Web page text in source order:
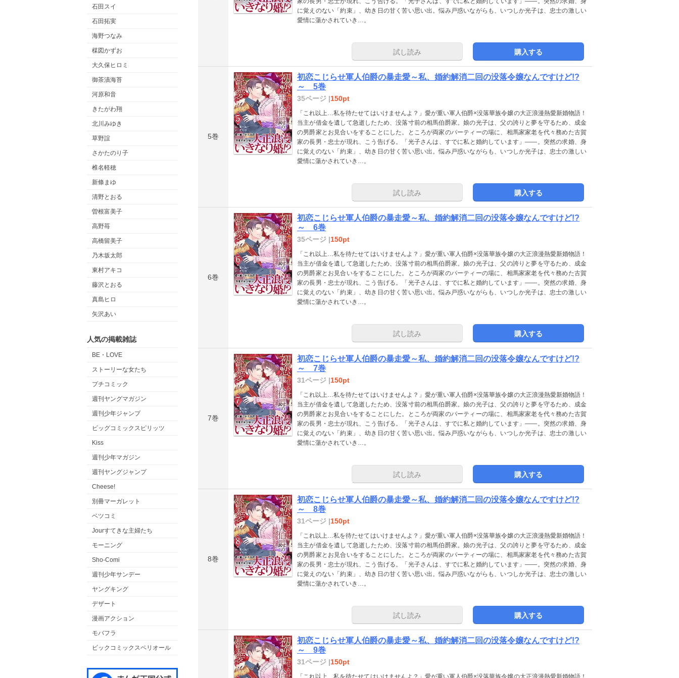
石田スイ
石田拓実
海野つなみ
楳図かずお
大久保ヒロミ
御茶漬海苔
河原和音
きたがわ翔
北川みゆき
草野誼
さかたのり子
椎名軽穂
新條まゆ
清野とおる
曽根富美子
高野苺
高橋留美子
乃木坂太郎
東村アキコ
藤沢とおる
真島ヒロ
矢沢あい
人気の掲載雑誌
BE・LOVE
ストーリーな女たち
プチコミック
週刊ヤングマガジン
週刊少年ジャンプ
ビッグコミックスピリッツ
Kiss
週刊少年マガジン
週刊ヤングジャンプ
Cheese!
別冊マーガレット
ベツコミ
Jourすてきな主婦たち
モーニング
Sho-Comi
週刊少年サンデー
ヤングキング
デザート
漫画アクション
モバフラ
ビックコミックスペリオール
に覚えのない「約束」、幼き日の甘く苦い思い出。悩み戸惑いながらも、いつしか光子は、忠士の激しい
愛情に蕩かされていき…。
試し読み 購入する
5巻
初恋こじらせ軍人伯爵の暴走愛～私、婚約解消二回の没落令嬢なんですけど!?
～ 5巻
35ページ |150pt
「これ以上…私を待たせてはいけませんよ？」愛が重い軍人伯爵×没落華族令嬢の大正浪漫熱愛新婚物語！
当主が借金を遺して急逝したため、没落寸前の相馬伯爵家。娘の光子は、父の誇りと夢を守るため、成金
の男爵家とお見合いをすることにした。ところが両家のパーティーの場に、相馬家家老を代々務めた古賀
家の長男・忠士が現れ、こう告げる。「光子さんは、すでに私と婚約しています」――。突然の求婚、身
に覚えのない「約束」、幼き日の甘く苦い思い出。悩み戸惑いながらも、いつしか光子は、忠士の激しい
愛情に蕩かされていき…。
試し読み 購入する
6巻
初恋こじらせ軍人伯爵の暴走愛～私、婚約解消二回の没落令嬢なんですけど!?
～ 6巻
35ページ |150pt
「これ以上…私を待たせてはいけませんよ？」愛が重い軍人伯爵×没落華族令嬢の大正浪漫熱愛新婚物語！
当主が借金を遺して急逝したため、没落寸前の相馬伯爵家。娘の光子は、父の誇りと夢を守るため、成金
の男爵家とお見合いをすることにした。ところが両家のパーティーの場に、相馬家家老を代々務めた古賀
家の長男・忠士が現れ、こう告げる。「光子さんは、すでに私と婚約しています」――。突然の求婚、身
に覚えのない「約束」、幼き日の甘く苦い思い出。悩み戸惑いながらも、いつしか光子は、忠士の激しい
愛情に蕩かされていき…。
試し読み 購入する
7巻
初恋こじらせ軍人伯爵の暴走愛～私、婚約解消二回の没落令嬢なんですけど!?
～ 7巻
31ページ |150pt
「これ以上…私を待たせてはいけませんよ？」愛が重い軍人伯爵×没落華族令嬢の大正浪漫熱愛新婚物語！
当主が借金を遺して急逝したため、没落寸前の相馬伯爵家。娘の光子は、父の誇りと夢を守るため、成金
の男爵家とお見合いをすることにした。ところが両家のパーティーの場に、相馬家家老を代々務めた古賀
家の長男・忠士が現れ、こう告げる。「光子さんは、すでに私と婚約しています」――。突然の求婚、身
に覚えのない「約束」、幼き日の甘く苦い思い出。悩み戸惑いながらも、いつしか光子は、忠士の激しい
愛情に蕩かされていき…。
試し読み 購入する
8巻
初恋こじらせ軍人伯爵の暴走愛～私、婚約解消二回の没落令嬢なんですけど!?
～ 8巻
31ページ |150pt
「これ以上…私を待たせてはいけませんよ？」愛が重い軍人伯爵×没落華族令嬢の大正浪漫熱愛新婚物語！
当主が借金を遺して急逝したため、没落寸前の相馬伯爵家。娘の光子は、父の誇りと夢を守るため、成金
の男爵家とお見合いをすることにした。ところが両家のパーティーの場に、相馬家家老を代々務めた古賀
家の長男・忠士が現れ、こう告げる。「光子さんは、すでに私と婚約しています」――。突然の求婚、身
に覚えのない「約束」、幼き日の甘く苦い思い出。悩み戸惑いながらも、いつしか光子は、忠士の激しい
愛情に蕩かされていき…。
試し読み 購入する
初恋こじらせ軍人伯爵の暴走愛～私、婚約解消二回の没落令嬢なんですけど!?
～ 9巻
31ページ |150pt
「これ以上…私を待たせてはいけませんよ？」愛が重い軍人伯爵×没落華族令嬢の大正浪漫熱愛新婚物語！